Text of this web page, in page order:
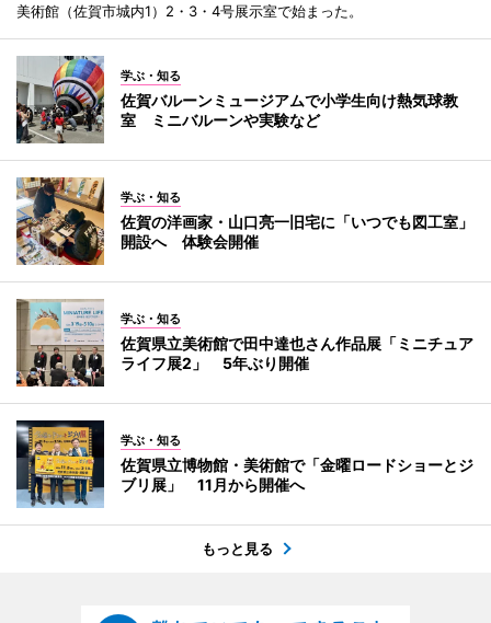
美術館（佐賀市城内1）2・3・4号展示室で始まった。
学ぶ・知る
佐賀バルーンミュージアムで小学生向け熱気球教
室 ミニバルーンや実験など
学ぶ・知る
佐賀の洋画家・山口亮一旧宅に「いつでも図工室」
開設へ 体験会開催
学ぶ・知る
佐賀県立美術館で田中達也さん作品展「ミニチュア
ライフ展2」 5年ぶり開催
学ぶ・知る
佐賀県立博物館・美術館で「金曜ロードショーとジ
ブリ展」 11月から開催へ
もっと見る